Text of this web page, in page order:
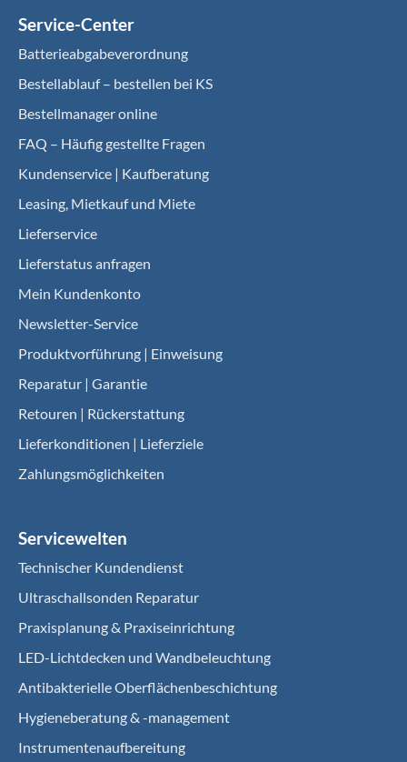
Service-Center
Batterieabgabeverordnung
Bestellablauf – bestellen bei KS
Bestellmanager online
FAQ – Häufig gestellte Fragen
Kundenservice | Kaufberatung
Leasing, Mietkauf und Miete
Lieferservice
Lieferstatus anfragen
Mein Kundenkonto
Newsletter-Service
Produktvorführung | Einweisung
Reparatur | Garantie
Retouren | Rückerstattung
Lieferkonditionen | Lieferziele
Zahlungsmöglichkeiten
Servicewelten
Technischer Kundendienst
Ultraschallsonden Reparatur
Praxisplanung & Praxiseinrichtung
LED-Lichtdecken und Wandbeleuchtung
Antibakterielle Oberflächenbeschichtung
Hygieneberatung & -management
Instrumentenaufbereitung